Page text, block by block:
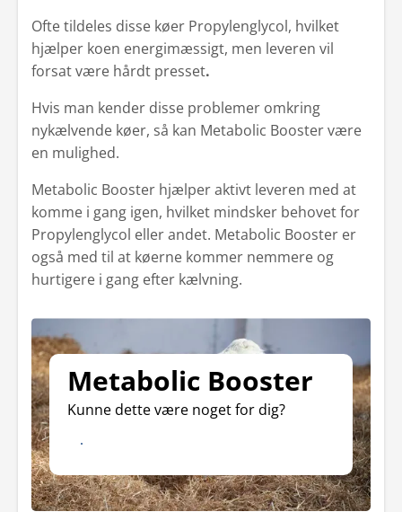
Ofte tildeles disse køer Propylenglycol, hvilket
hjælper koen energimæssigt, men leveren vil
forsat være hårdt presset.
Hvis man kender disse problemer omkring
nykælvende køer, så kan Metabolic Booster være
en mulighed.
Metabolic Booster hjælper aktivt leveren med at
komme i gang igen, hvilket mindsker behovet for
Propylenglycol eller andet. Metabolic Booster er
også med til at køerne kommer nemmere og
hurtigere i gang efter kælvning.
Metabolic Booster
Kunne dette være noget for dig?